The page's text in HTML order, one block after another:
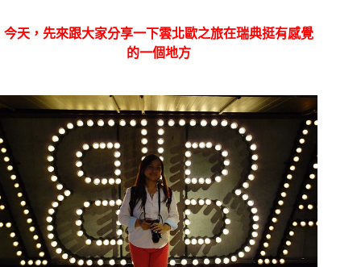
今天，先來跟大家分享一下雲北歐之旅在瑞典挺有感覺
的一個地方